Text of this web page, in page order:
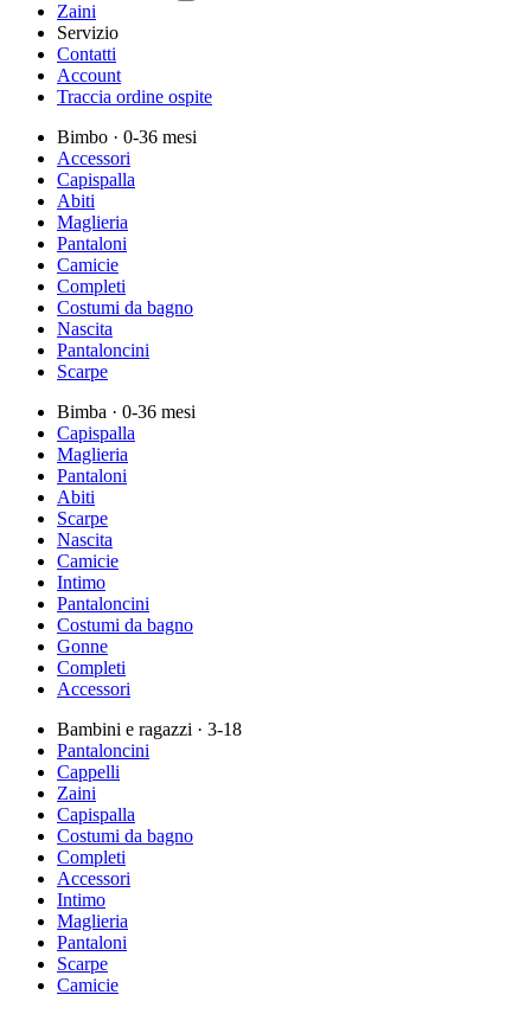
Zaini
Servizio
Contatti
Account
Traccia ordine ospite
Bimbo · 0-36 mesi
Accessori
Capispalla
Abiti
Maglieria
Pantaloni
Camicie
Completi
Costumi da bagno
Nascita
Pantaloncini
Scarpe
Bimba · 0-36 mesi
Capispalla
Maglieria
Pantaloni
Abiti
Scarpe
Nascita
Camicie
Intimo
Pantaloncini
Costumi da bagno
Gonne
Completi
Accessori
Bambini e ragazzi · 3-18
Pantaloncini
Cappelli
Zaini
Capispalla
Costumi da bagno
Completi
Accessori
Intimo
Maglieria
Pantaloni
Scarpe
Camicie